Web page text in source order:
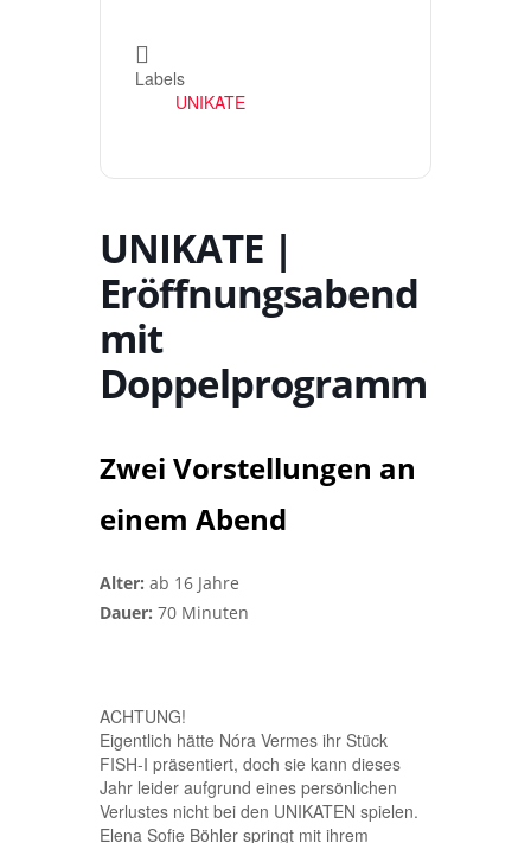
Labels
UNIKATE
UNIKATE |
Eröffnungsabend
mit
Doppelprogramm
Zwei Vorstellungen an
einem Abend
Alter: ab 16 Jahre
Dauer: 70 Minuten
ACHTUNG!
Eigentlich hätte Nóra Vermes ihr Stück
FISH-I präsentiert, doch sie kann dieses
Jahr leider aufgrund eines persönlichen
Verlustes nicht bei den UNIKATEN spielen.
Elena Sofie Böhler springt mit ihrem